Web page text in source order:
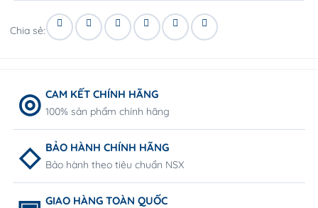
Chia sẻ:
CAM KẾT CHÍNH HÃNG
100% sản phẩm chính hãng
BẢO HÀNH CHÍNH HÃNG
Bảo hành theo tiêu chuẩn NSX
GIAO HÀNG TOÀN QUỐC